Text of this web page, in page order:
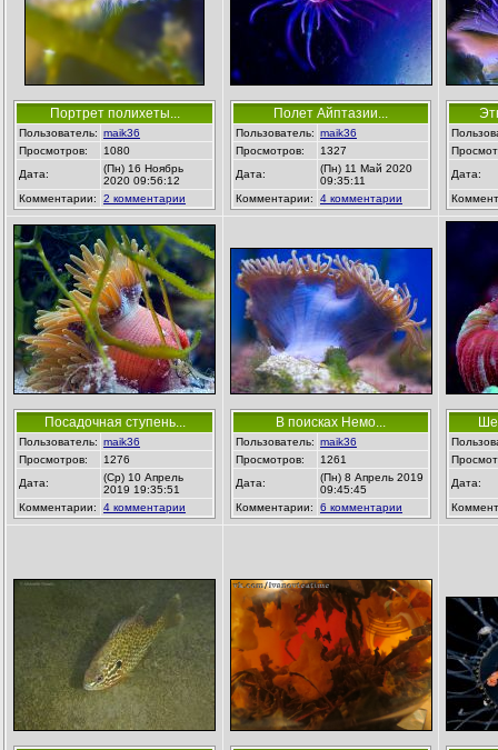
Портрет полихеты...
Пользователь: maik36
Просмотров:
1080
Дата:
(Пн) 16 Ноябрь
2020 09:56:12
Комментарии:
2 комментарии
Полет Айптазии...
Пользователь: maik36
Просмотров:
1327
Дата:
(Пн) 11 Май 2020
09:35:11
Комментарии:
4 комментарии
Дата:
Посадочная ступень...
Пользователь: maik36
Просмотров:
1276
Дата:
(Ср) 10 Апрель
2019 19:35:51
Комментарии:
4 комментарии
В поисках Немо...
Пользователь: maik36
Просмотров:
1261
Дата:
(Пн) 8 Апрель 2019
09:45:45
Комментарии:
6 комментарии
Дата: